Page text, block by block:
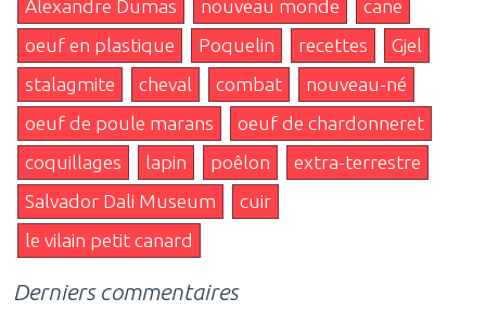
Alexandre Dumas nouveau monde
cane
oeuf en plastique
Poquelin recettes
Gjel
stalagmite
cheval combat
nouveau-né
oeuf de poule marans
oeuf de chardonneret
coquillages
lapin poêlon
extra-terrestre
Salvador Dali Museum
cuir
le vilain petit canard
Derniers commentaires